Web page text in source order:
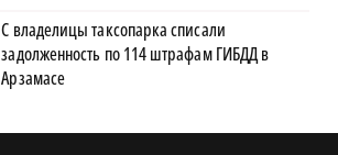
С владелицы таксопарка списали
задолженность по 114 штрафам ГИБДД в
Арзамасе